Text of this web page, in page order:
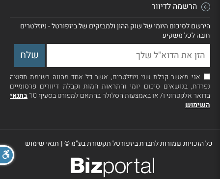
הרשמה לדיוור
הירשם לסיכום היומי של שוק ההון ולמבזקים של ביזפורטל - ניוזלטרים
חובה לכל משקיע
אני מאשר קבלת שני ניוזלטרים, אשר כל אחד מהווה רשימת תפוצה
נפרדת, בנושאים סיכום יומי והתראות חמות וקבלת דיוורים פרסומיים
בדואר אלקטרוני ו/ או באמצעות הסלולר בהתאם למפורט בסעיף 10
בתנאי
השימוש
כל הזכויות שמורות לחברת ביזפורטל תקשורת בע"מ ©| תנאי שימוש